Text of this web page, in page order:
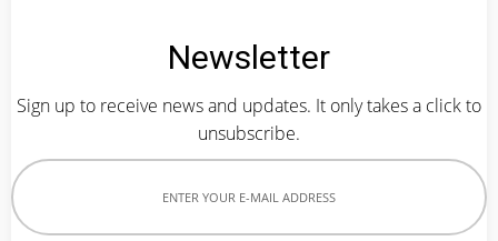
Newsletter
Sign up to receive news and updates. It only takes a click to
unsubscribe.